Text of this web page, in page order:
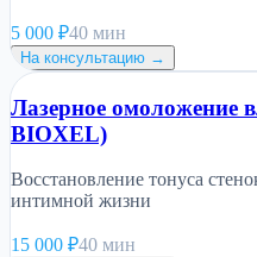
5 000 ₽40 мин
На консультацию →
Лазерное омоложение
BIOXEL)
Восстановление тонуса
интимной жизни
15 000 ₽40 мин